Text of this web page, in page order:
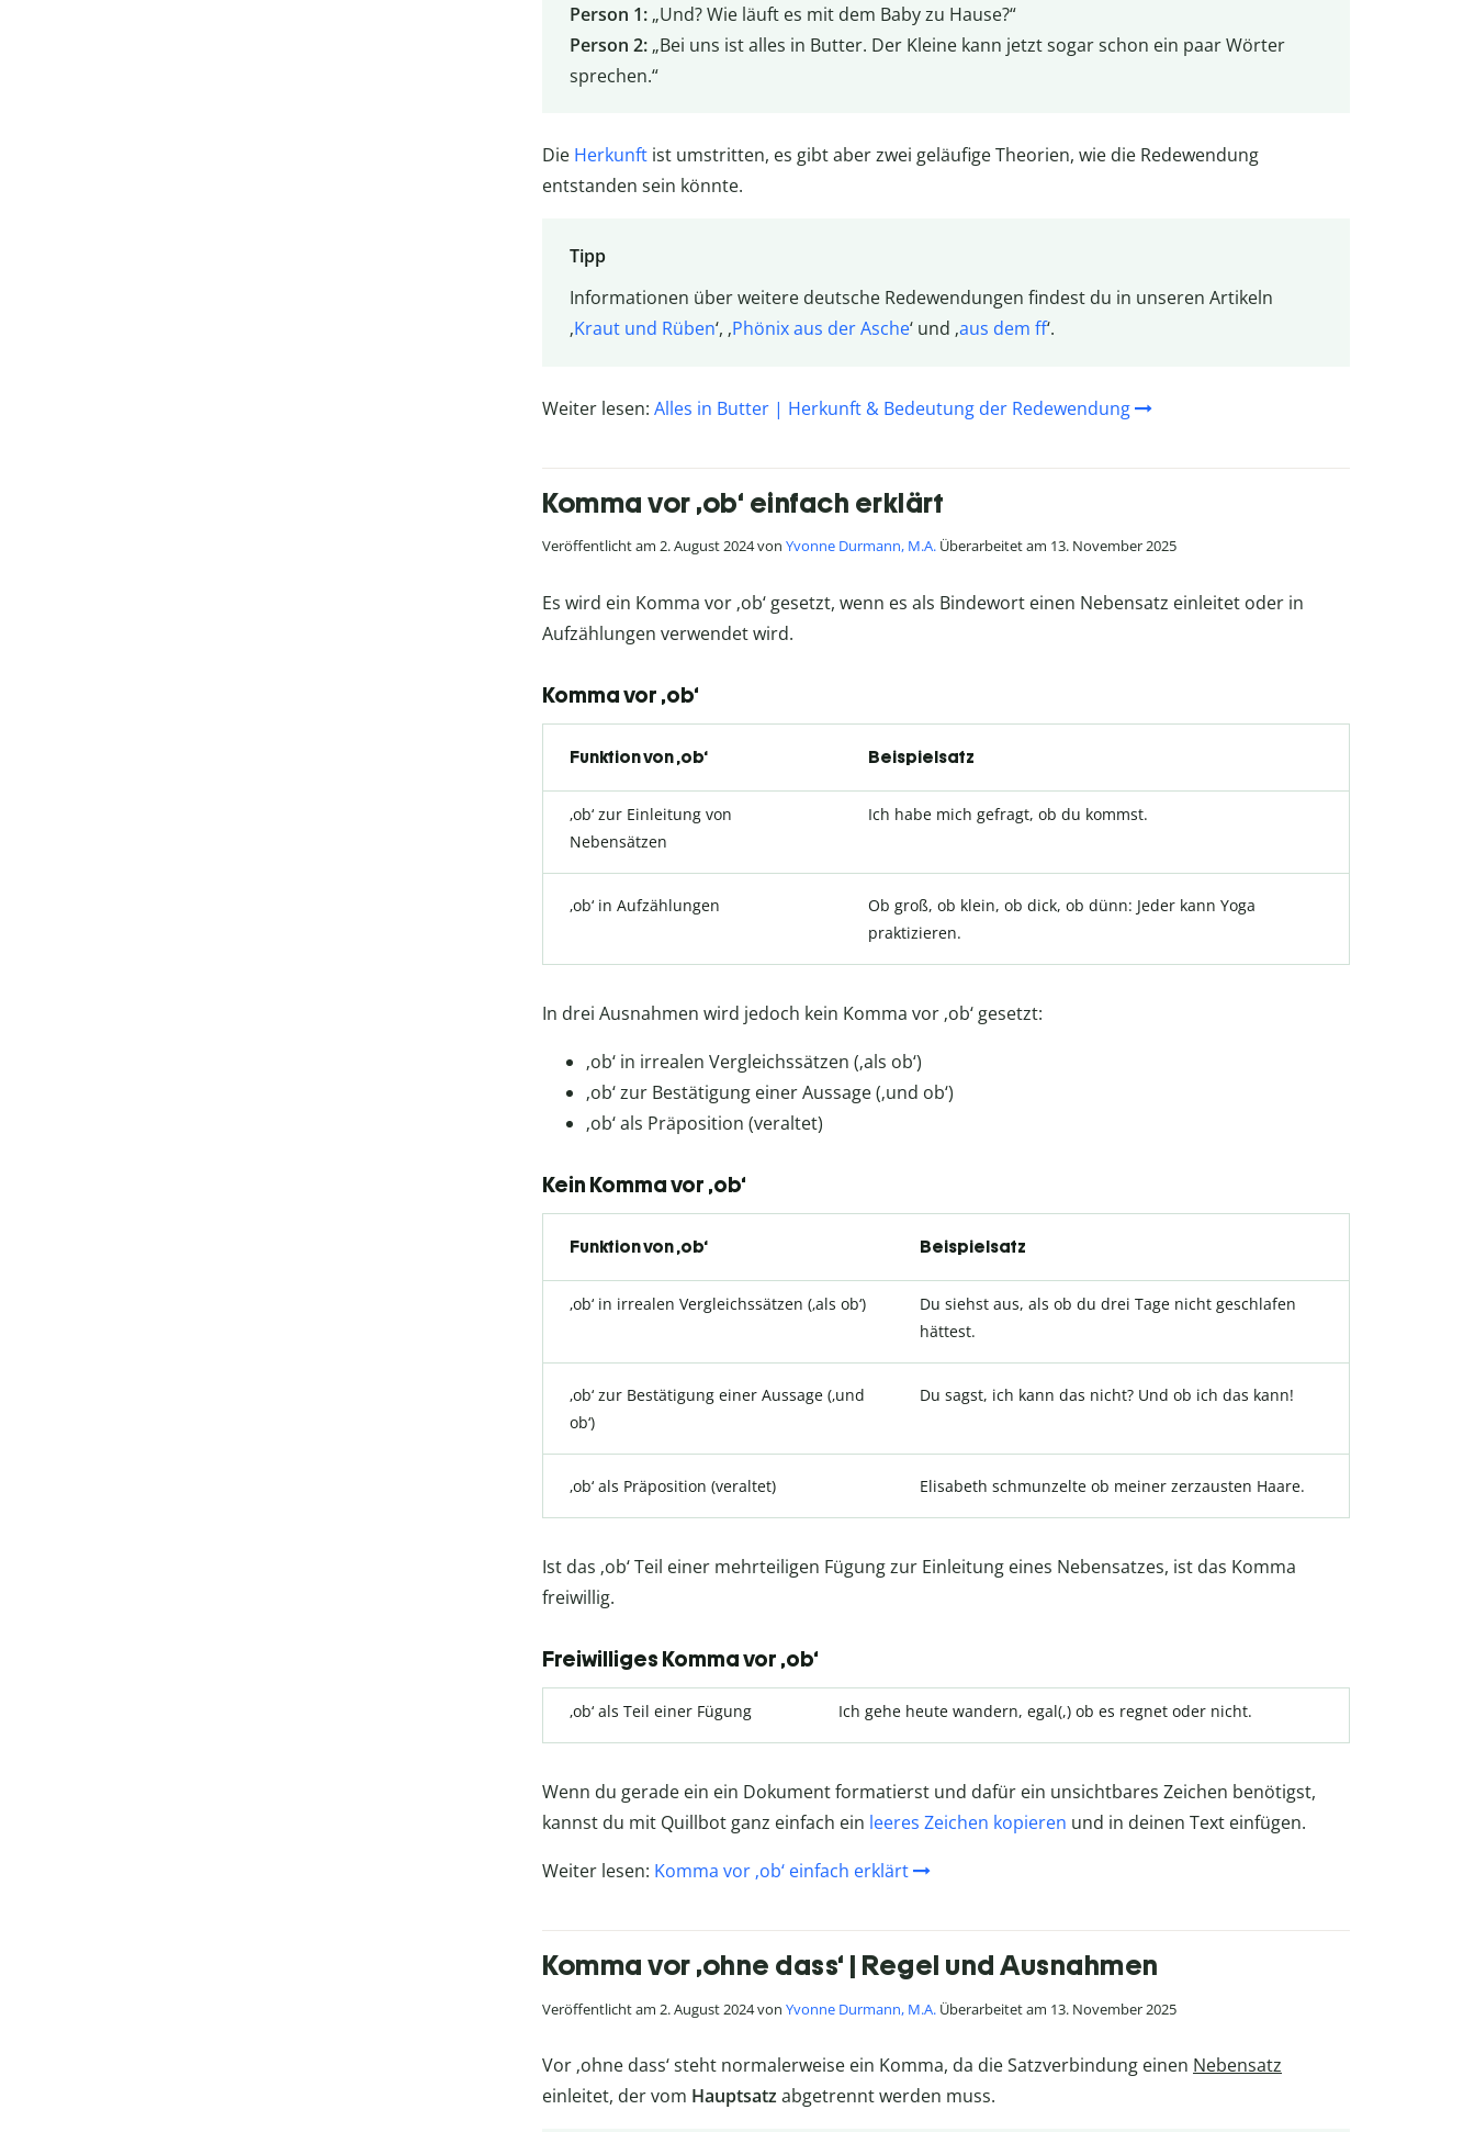
Person 1:„Und? Wie läuft es mit dem Baby zu Hause?“
Person 2:„Bei uns ist alles in Butter. Der Kleine kann jetzt sogar schon ein paar Wörter
sprechen.“
Die Herkunft ist umstritten, es gibt aber zwei geläufige Theorien, wie die Redewendung
entstanden sein könnte.
Tipp
Informationen über weitere deutsche Redewendungen findest du in unseren Artikeln
‚Kraut und Rüben‘, ‚Phönix aus der Asche‘ und ‚aus dem ff‘.
Weiter lesen: Alles in Butter | Herkunft & Bedeutung der Redewendung
Komma vor ‚ob‘ einfach erklärt
Veröffentlicht am 2. August 2024 von Yvonne Durmann, M.A. Überarbeitet am 13. November 2025
Es wird ein Komma vor ‚ob‘ gesetzt, wenn es als Bindewort einen Nebensatz einleitet oder in
Aufzählungen verwendet wird.
Komma vor ‚ob‘
Funktion von ‚ob‘ Beispielsatz
‚ob‘ zur Einleitung von
Nebensätzen
Ich habe mich gefragt, ob du kommst.
‚ob‘ in Aufzählungen
Ob groß, ob klein, ob dick, ob dünn: Jeder kann Yoga
praktizieren.
In drei Ausnahmen wird jedoch kein Komma vor ‚ob‘ gesetzt:
‚ob‘ in irrealen Vergleichssätzen (‚als ob‘)
‚ob‘ zur Bestätigung einer Aussage (‚und ob‘)
‚ob‘ als Präposition (veraltet)
Kein Komma vor ‚ob‘
Funktion von ‚ob‘ Beispielsatz
‚ob‘ in irrealen Vergleichssätzen (‚als ob‘)
Du siehst aus, als ob du drei Tage nicht geschlafen
hättest.
‚ob‘ zur Bestätigung einer Aussage (‚und
ob‘)
Du sagst, ich kann das nicht? Und ob ich das kann!
‚ob‘ als Präposition (veraltet) Elisabeth schmunzelte ob meiner zerzausten Haare.
Ist das ‚ob‘ Teil einer mehrteiligen Fügung zur Einleitung eines Nebensatzes, ist das Komma
freiwillig.
Freiwilliges Komma vor ‚ob‘
‚ob‘ als Teil einer Fügung Ich gehe heute wandern, egal(,) ob es regnet oder nicht.
Wenn du gerade ein ein Dokument formatierst und dafür ein unsichtbares Zeichen benötigst,
kannst du mit Quillbot ganz einfach ein leeres Zeichen kopieren und in deinen Text einfügen.
Weiter lesen: Komma vor ‚ob‘ einfach erklärt
Komma vor ‚ohne dass‘ | Regel und Ausnahmen
Veröffentlicht am 2. August 2024 von Yvonne Durmann, M.A. Überarbeitet am 13. November 2025
Vor ‚ohne dass‘ steht normalerweise ein Komma, da die Satzverbindung einen Nebensatz
einleitet, der vom Hauptsatzabgetrennt werden muss.